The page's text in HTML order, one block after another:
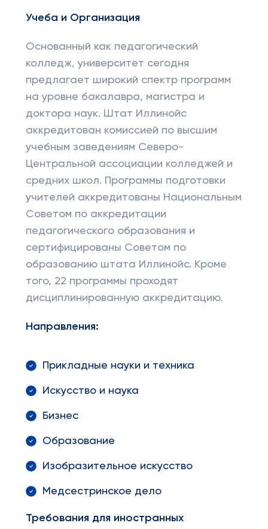
Учеба и Организация
Основанный как педагогический
колледж, университет сегодня
предлагает широкий спектр программ
на уровне бакалавра, магистра и
доктора наук. Штат Иллинойс
аккредитован комиссией по высшим
учебным заведениям Северо-
Центральной ассоциации колледжей и
средних школ. Программы подготовки
учителей аккредитованы Национальным
Советом по аккредитации
педагогического образования и
сертифицированы Советом по
образованию штата Иллинойс. Кроме
того, 22 программы проходят
дисциплинированную аккредитацию.
Направления:
Прикладные науки и техника
Искусство и наука
Бизнес
Образование
Изобразительное искусство
Медсестринское дело
Требования для иностранных